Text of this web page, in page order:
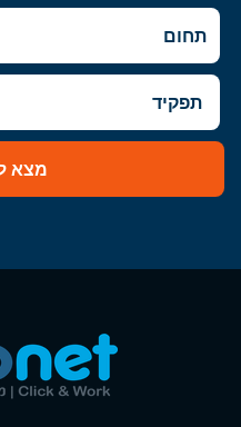
רחובות, יבנה
מצא